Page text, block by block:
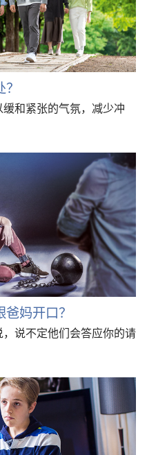
和紧张的气氛，减少冲
妈开口？
说不定他们会答应你的请